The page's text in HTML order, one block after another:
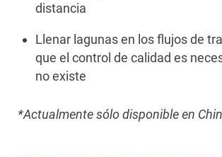
distancia
Llenar lagunas en los flujos de
que el control de calidad es
no existe
*Actualmente sólo disponible en